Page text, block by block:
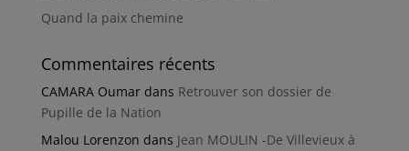
Quand la paix chemine
Commentaires récents
CAMARA Oumardans Retrouver son dossier de
Pupille de la Nation
Malou Lorenzon dans Jean MOULIN -De Villevieux à